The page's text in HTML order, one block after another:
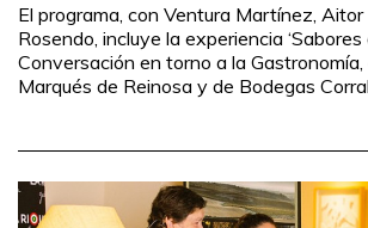
El programa, con Ventura Martínez, Aitor
Rosendo, incluye la experiencia ‘Sabores
Conversación en torno a la
Marqués de Reinosa y de Bodegas Corral